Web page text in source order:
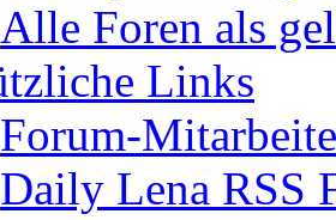
Alle Foren als
Links
Forum-
Daily Lena RSS